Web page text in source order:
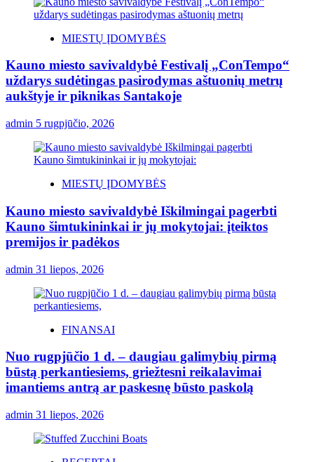
MIESTŲ ĮDOMYBĖS
Kauno miesto savivaldybė Festivalį „ConTempo“
uždarys sudėtingas pasirodymas aštuonių metrų
aukštyje ir piknikas Santakoje
admin 5 rugpjūčio, 2026
MIESTŲ ĮDOMYBĖS
Kauno miesto savivaldybė Iškilmingai pagerbti
Kauno šimtukininkai ir jų mokytojai: įteiktos
premijos ir padėkos
admin 31 liepos, 2026
FINANSAI
Nuo rugpjūčio 1 d. – daugiau galimybių pirmą
būstą perkantiesiems, griežtesni reikalavimai
imantiems antrą ar paskesnę būsto paskolą
admin 31 liepos, 2026